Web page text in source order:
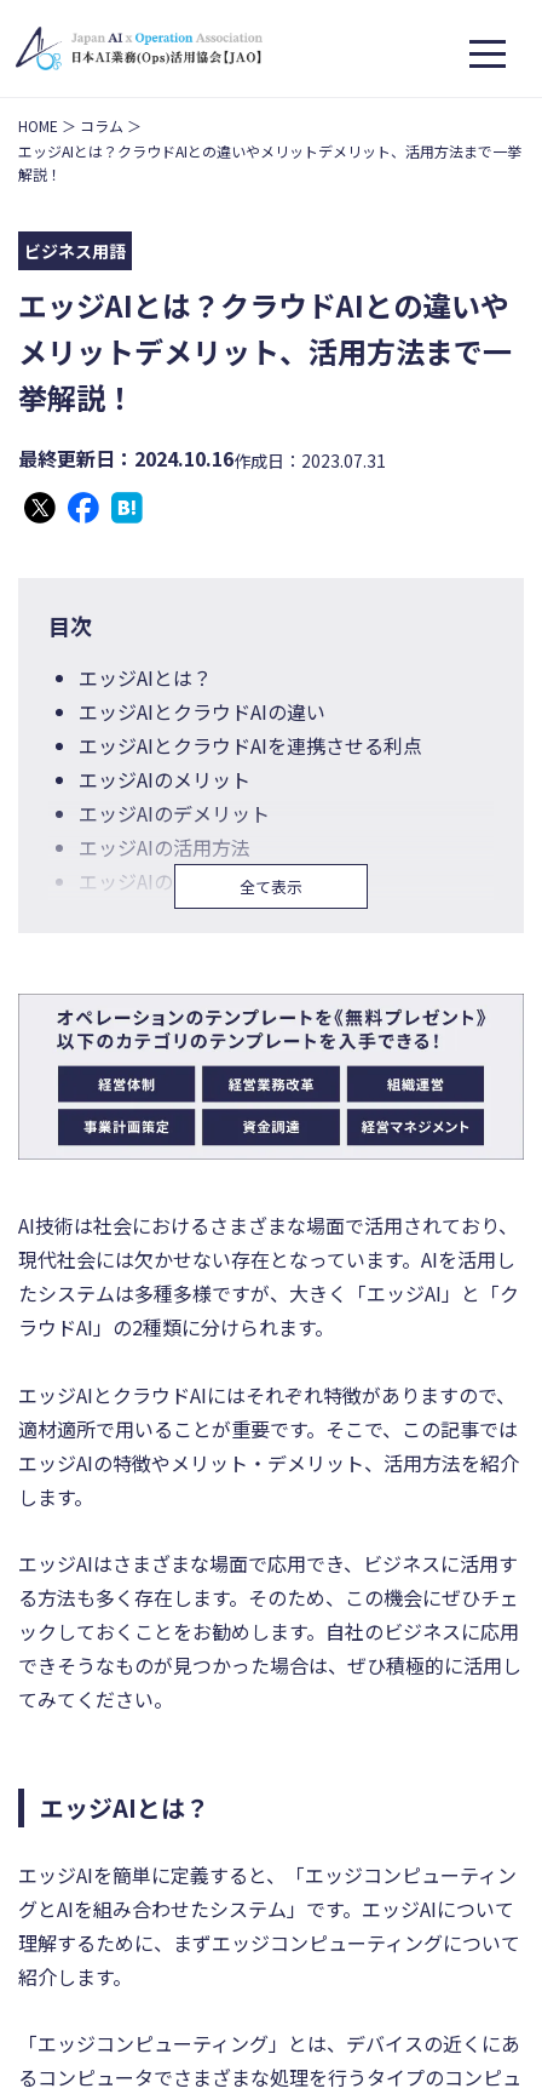
HOME
コラム
エッジAIとは？クラウドAIとの違いやメリットデメリット、活用方法まで一挙
解説！
ビジネス用語
エッジAIとは？クラウドAIとの違いや
メリットデメリット、活用方法まで一
挙解説！
最終更新日：2024.10.16作成日：2023.07.31
目次
エッジAIとは？
エッジAIとクラウドAIの違い
エッジAIとクラウドAIを連携させる利点
エッジAIのメリット
エッジAIのデメリット
エッジAIの活用方法
エッジAIの市場規模と成長予測
主要企業と製品の紹介
全て表示
AI技術は社会におけるさまざまな場面で活用されており、
現代社会には欠かせない存在となっています。AIを活用し
たシステムは多種多様ですが、大きく「エッジAI」と「ク
ラウドAI」の2種類に分けられます。
エッジAIとクラウドAIにはそれぞれ特徴がありますので、
適材適所で用いることが重要です。そこで、この記事では
エッジAIの特徴やメリット・デメリット、活用方法を紹介
します。
エッジAIはさまざまな場面で応用でき、ビジネスに活用す
る方法も多く存在します。そのため、この機会にぜひチェ
ックしておくことをお勧めします。自社のビジネスに応用
できそうなものが見つかった場合は、ぜひ積極的に活用し
てみてください。
エッジAIとは？
エッジAIを簡単に定義すると、「エッジコンピューティン
グとAIを組み合わせたシステム」です。エッジAIについて
理解するために、まずエッジコンピューティングについて
紹介します。
「エッジコンピューティング」とは、デバイスの近くにあ
るコンピュータでさまざまな処理を行うタイプのコンピュ